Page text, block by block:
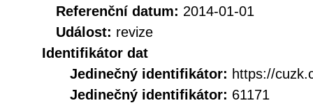
Referenční datum: 2014-01-01
Událost: revize
Identifikátor dat
Jedinečný identifikátor: https://
Jedinečný identifikátor: 61171